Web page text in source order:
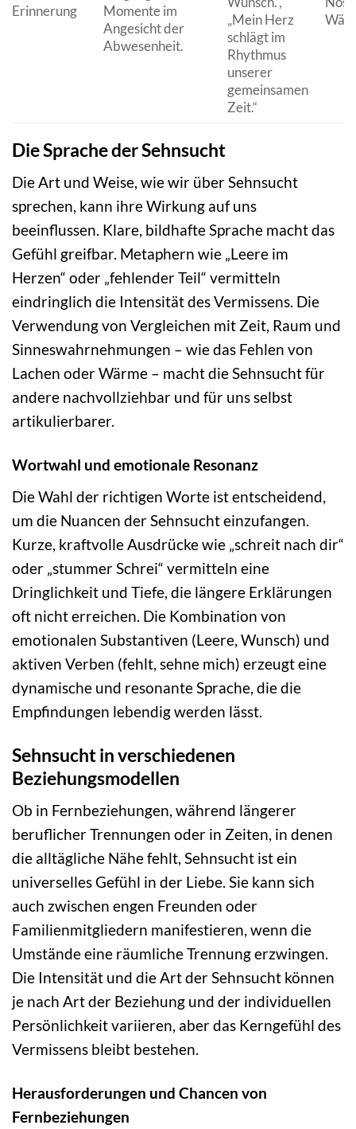
Erinnerung
Momente im
Angesicht der
Abwesenheit.
„Mein Herz
schlägt im
Rhythmus
unserer
gemeinsamen
Zeit.“
Die Sprache der Sehnsucht
Die Art und Weise, wie wir über Sehnsucht
sprechen, kann ihre Wirkung auf uns
beeinflussen. Klare, bildhafte Sprache macht das
Gefühl greifbar. Metaphern wie „Leere im
Herzen“ oder „fehlender Teil“ vermitteln
eindringlich die Intensität des Vermissens. Die
Verwendung von Vergleichen mit Zeit, Raum und
Sinneswahrnehmungen – wie das Fehlen von
Lachen oder Wärme – macht die Sehnsucht für
andere nachvollziehbar und für uns selbst
artikulierbarer.
Wortwahl und emotionale Resonanz
Die Wahl der richtigen Worte ist entscheidend,
um die Nuancen der Sehnsucht einzufangen.
Kurze, kraftvolle Ausdrücke wie „schreit nach dir“
oder „stummer Schrei“ vermitteln eine
Dringlichkeit und Tiefe, die längere Erklärungen
oft nicht erreichen. Die Kombination von
emotionalen Substantiven (Leere, Wunsch) und
aktiven Verben (fehlt, sehne mich) erzeugt eine
dynamische und resonante Sprache, die die
Empfindungen lebendig werden lässt.
Sehnsucht in verschiedenen
Beziehungsmodellen
Ob in Fernbeziehungen, während längerer
beruflicher Trennungen oder in Zeiten, in denen
die alltägliche Nähe fehlt, Sehnsucht ist ein
universelles Gefühl in der Liebe. Sie kann sich
auch zwischen engen Freunden oder
Familienmitgliedern manifestieren, wenn die
Umstände eine räumliche Trennung erzwingen.
Die Intensität und die Art der Sehnsucht können
je nach Art der Beziehung und der individuellen
Persönlichkeit variieren, aber das Kerngefühl des
Vermissens bleibt bestehen.
Herausforderungen und Chancen von
Fernbeziehungen